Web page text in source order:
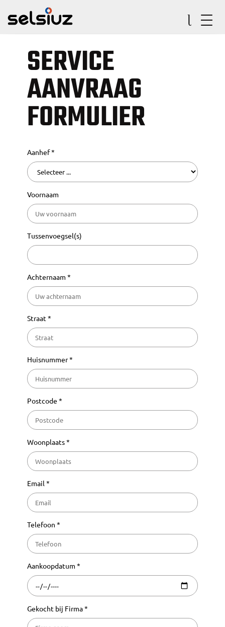
SERVICE
AANVRAAG
FORMULIER
Aanhef *
Voornaam
Tussenvoegsel(s)
Achternaam *
Straat *
Huisnummer *
Postcode *
Woonplaats *
Email *
Telefoon *
Aankoopdatum *
Gekocht bij Firma *